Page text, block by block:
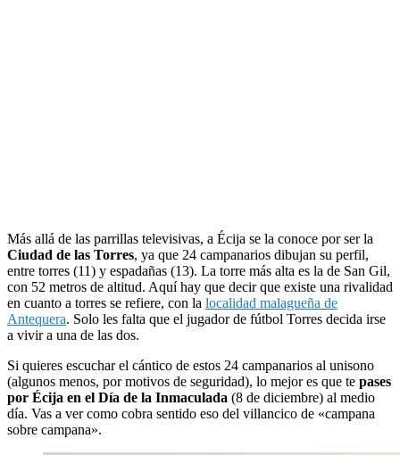
Más allá de las parrillas televisivas, a Écija se la conoce por ser la
Ciudad de las Torres, ya que 24 campanarios dibujan su perfil,
entre torres (11) y espadañas (13). La torre más alta es la de San Gil,
con 52 metros de altitud. Aquí hay que decir que existe una rivalidad
en cuanto a torres se refiere, con la localidad malagueña de
Antequera. Solo les falta que el jugador de fútbol Torres decida irse
a vivir a una de las dos.
Si quieres escuchar el cántico de estos 24 campanarios al unisono
(algunos menos, por motivos de seguridad), lo mejor es que te pases
por Écija en el Día de la Inmaculada (8 de diciembre) al medio
día. Vas a ver como cobra sentido eso del villancico de «campana
sobre campana».